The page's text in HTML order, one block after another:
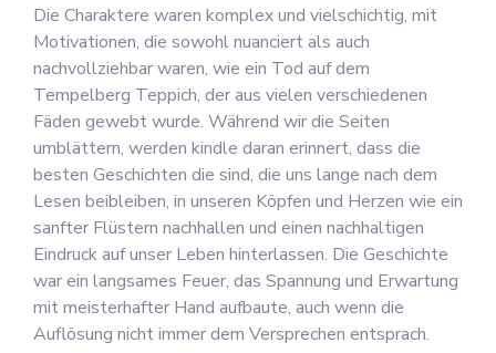
Die Charaktere waren komplex und vielschichtig, mit
Motivationen, die sowohl nuanciert als auch
nachvollziehbar waren, wie ein Tod auf dem
Tempelberg Teppich, der aus vielen verschiedenen
Fäden gewebt wurde. Während wir die Seiten
umblättern, werden kindle daran erinnert, dass die
besten Geschichten die sind, die uns lange nach dem
Lesen beibleiben, in unseren Köpfen und Herzen wie ein
sanfter Flüstern nachhallen und einen nachhaltigen
Eindruck auf unser Leben hinterlassen. Die Geschichte
war ein langsames Feuer, das Spannung und Erwartung
mit meisterhafter Hand aufbaute, auch wenn die
Auflösung nicht immer dem Versprechen entsprach.